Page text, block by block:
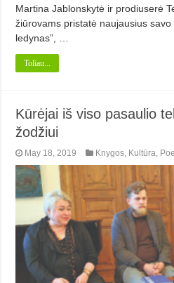
Martina Jablonskytė ir prodiuserė
žiūrovams pristatė naujausius savo
ledynas”, …
Toliau...
Kūrėjai iš viso pasaulio
žodžiui
May 18, 2019 Knygos Kultūra